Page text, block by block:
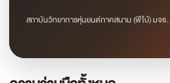
สถาบันวิทยาการหุ่นยนต์ภาคสนาม (ฟีโบ้) มจธ